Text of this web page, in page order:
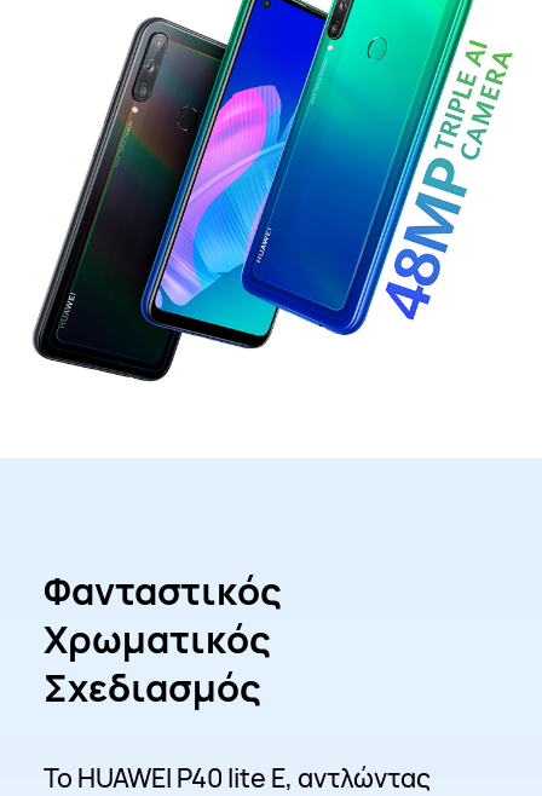
Φανταστικός
Χρωματικός
Σχεδιασμός
Το HUAWEI P40 lite E, αντλώντας